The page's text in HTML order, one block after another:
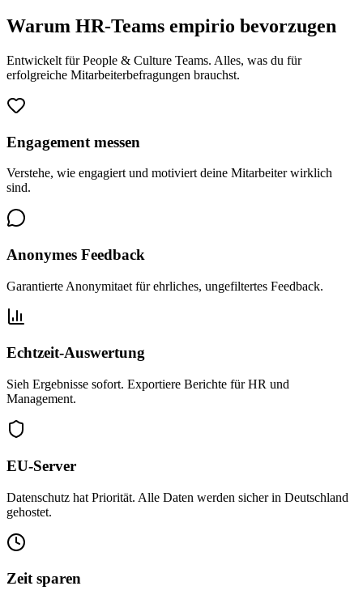
Warum HR-Teams empirio bevorzugen
Entwickelt für People & Culture Teams. Alles, was du für
erfolgreiche Mitarbeiterbefragungen brauchst.
Engagement messen
Verstehe, wie engagiert und motiviert deine Mitarbeiter wirklich
sind.
Anonymes Feedback
Garantierte Anonymitaet für ehrliches, ungefiltertes Feedback.
Echtzeit-Auswertung
Sieh Ergebnisse sofort. Exportiere Berichte für HR und
Management.
EU-Server
Datenschutz hat Priorität. Alle Daten werden sicher in Deutschland
gehostet.
Zeit sparen